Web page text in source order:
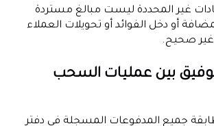
غير المحددة ليست مبالغ مستردة
أو دخل الفوائد أو تحويلات العملاء
صحيح.
3: التوفيق بين عمليات السحب
جميع المدفوعات المسجلة في دفتر